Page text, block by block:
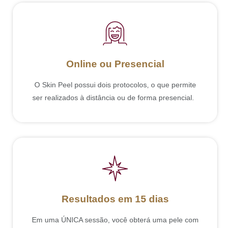
Online ou Presencial
O Skin Peel possui dois protocolos, o que permite
ser realizados à distância ou de forma presencial.
Resultados em 15 dias
Em uma ÚNICA sessão, você obterá uma pele com